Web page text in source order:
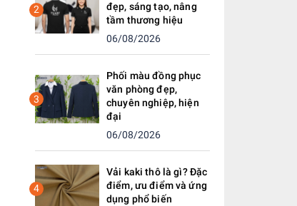
2
đẹp, sáng tạo, nâng
tầm thương hiệu
06/08/2026
3
Phối màu đồng phục
văn phòng đẹp,
chuyên nghiệp, hiện
đại
06/08/2026
4
Vải kaki thô là gì? Đặc
điểm, ưu điểm và ứng
dụng phổ biến